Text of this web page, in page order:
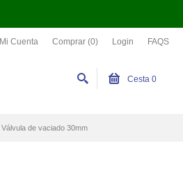
Mi Cuenta Comprar (0) Login FAQS
Cesta 0
Válvula de vaciado 30mm